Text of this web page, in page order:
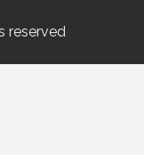
reserved